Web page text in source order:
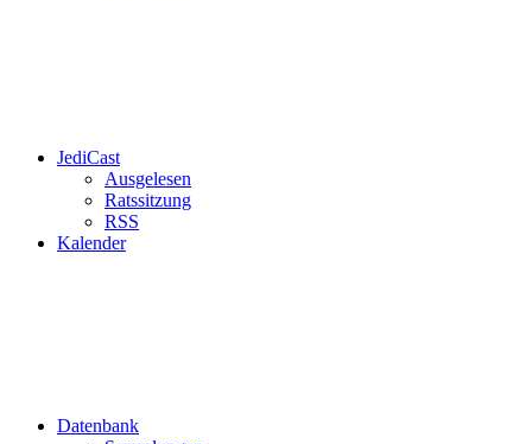
JediCast
Ausgelesen
Ratssitzung
RSS
Kalender
Datenbank